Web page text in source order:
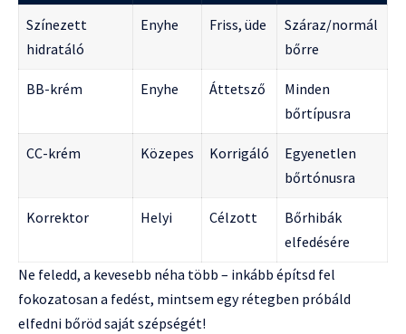
Színezett
hidratáló
Enyhe Friss, üde
Száraz/normál
bőrre
BB-krém Enyhe Áttetsző
Minden
bőrtípusra
CC-krém Közepes Korrigáló
Egyenetlen
bőrtónusra
Korrektor Helyi Célzott
Bőrhibák
elfedésére
Ne feledd, a kevesebb néha több – inkább építsd fel
fokozatosan a fedést, mintsem egy rétegben próbáld
elfedni bőröd saját szépségét!